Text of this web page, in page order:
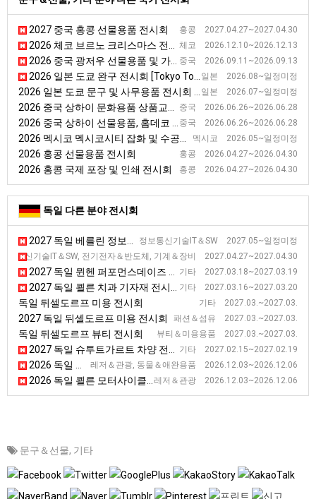
홍콩 2027.04.27~2027.04.30
2027 중국 홍콩 선물용품 전시회
체코 2026.12.10~2026.12.13
2026 체코 브르노 크리스마스 전시회 [Christmas Market]
중국 2026.09.11~2026.09.13
2026 중국 광저우 선물용품 및 가정용품 전시회 [CHN GIFT EXPO]
일본 2026.08~일정미정
2026 일본 도쿄 완구 전시회 [Tokyo Toy Show]
일본 2026.07~일정미정
2026 일본 도쿄 문구 및 사무용품 전시회 [ISOT]
중국 2026.06.26~2026.06.28
2026 중국 상하이 문화용품 상품교류 전시회
중국 2026.06.26~2026.06.28
2026 중국 상하이 선물용품, 홈데코 전시회 [CGHE]
멕시코 2026.05~일정미정
2026 멕시코 멕시코시티 잡화 및 수공예품 전시회 [2026 멕시코시티 수공예·DIY 자재 전시회]
홍콩 2026.04.27~2026.04.30
2026 홍콩 선물용품 전시회
홍콩 2026.04.27~2026.04.30
2026 홍콩 국제 포장 및 인쇄 전시회
독일 다른 분야 전시회
정보통신기술IT＆SW 2027.05~일정미정
2027 독일 베를린 정보통신 전시회
정보통신기술IT＆SW, 전기전자＆반도체, 기계＆장비 2027.04.27~2027.04.30
2027 독일 슈투트가르트 품질관리 전시회 [Control]
기타 2027.03.18~2027.03.19
2027 독일 뮌헨 퍼포먼스데이즈 기능성 패션 소재 박람회(상반기)
기타 2027.03.16~2027.03.20
2027 독일 쾰른 치과 기자재 전시회
기타 2027.03.~2027.03.
독일 뒤셀도르프 미용 전시회
패션＆섬유 2027.03.~2027.03.
2027 독일 뒤셀도르프 미용 전시회
뷰티＆미용용품 2027.03.~2027.03.
독일 뒤셀도르프 뷰티 전시회
기타 2027.02.15~2027.02.19
2027 독일 슈투트가르트 차양 전시회
레저＆관광, 동물＆애완용품 2026.12.03~2026.12.06
2026 독일 하노버 승마 및 컨트리 라이프 전시회 [PASSION PFERD]
레저＆관광 2026.12.03~2026.12.06
2026 독일 쾰른 모터사이클 및 스쿠터 전시회 [Intermot]
문구＆선물, 기타